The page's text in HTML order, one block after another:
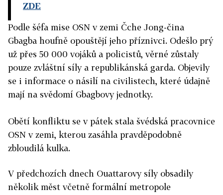
ZDE
Podle šéfa mise OSN v zemi Čche Jong-čina
Gbagba houfně opouštějí jeho příznivci. Odešlo prý
už přes 50 000 vojáků a policistů, věrné zůstaly
pouze zvláštní síly a republikánská garda. Objevily
se i informace o násilí na civilistech, které údajně
mají na svědomí Gbagbovy jednotky.
Obětí konfliktu se v pátek stala švédská pracovnice
OSN v zemi, kterou zasáhla pravděpodobně
zbloudilá kulka.
V předchozích dnech Ouattarovy síly obsadily
několik měst včetně formální metropole